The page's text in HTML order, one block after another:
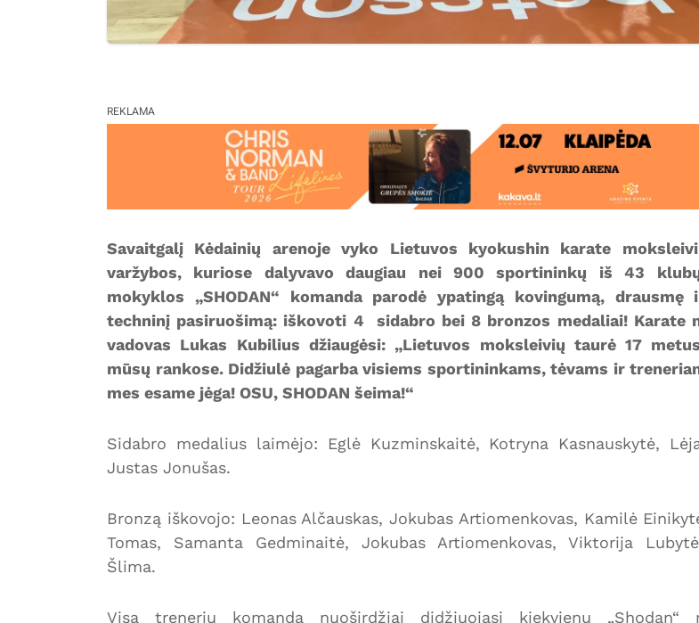
REKLAMA
Savaitgalį Kėdainių arenoje vyko Lietuvos kyokushin karate
varžybos, kuriose dalyvavo daugiau nei 900 sportininkų iš 43
mokyklos „SHODAN“ komanda parodė ypatingą kovingumą, drausmę
techninį pasiruošimą: iškovoti 4 sidabro bei 8 bronzos medaliai! Karate
vadovas Lukas Kubilius džiaugėsi: „Lietuvos moksleivių taurė 17
mūsų rankose. Didžiulė pagarba visiems sportininkams, tėvams ir
mes esame jėga! OSU, SHODAN šeima!“
Sidabro medalius laimėjo: Eglė Kuzminskaitė, Kotryna Kasnauskytė,
Justas Jonušas.
Bronzą iškovojo: Leonas Alčauskas, Jokubas Artiomenkovas, Kamilė
Tomas, Samanta Gedminaitė, Jokubas Artiomenkovas, Viktorija
Šlima.
Visa trenerių komanda nuoširdžiai didžiuojasi kiekvienu „Shodan“